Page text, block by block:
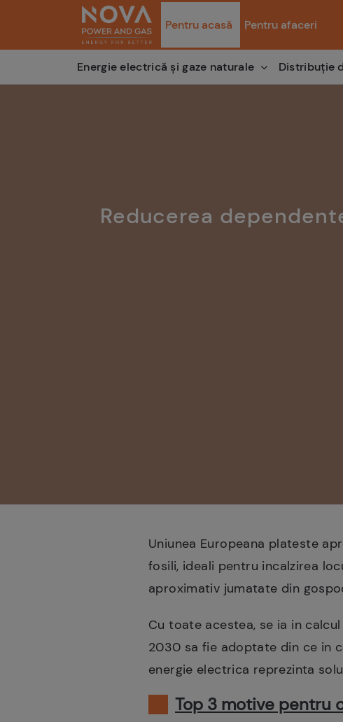
Pentru acasă Pentru afaceri
Energie electrică și gaze naturale Distribuție
Reducerea
Uniunea Europeana plateste
fosili, ideali pentru incalzirea
aproximativ jumatate din
Cu toate acestea, se ia in
2030 sa fie adoptate din ce in
energie electrica reprezinta
Top 3 motive pentru